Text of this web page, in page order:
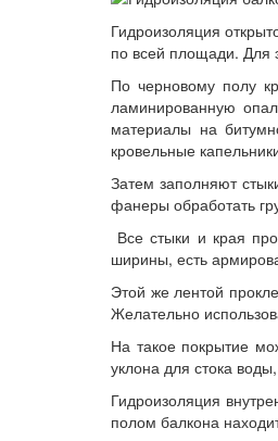
Гидроизоляция
по всей площади. Для
По черновому полу
ламинированную
материалы на
кровельные
Затем заполняют
фанеры обработать
Все стыки и края
ширины, есть
Этой же лентой
Желательно
На такое покрытие
уклона для стока
Гидроизоляция
полом балкона